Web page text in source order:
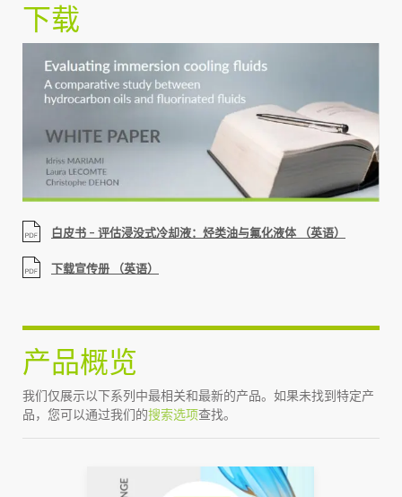
下载
白皮书 – 评估浸没式冷却液：烃类油与氟化液体 （英语）
下载宣传册 （英语）
产品概览
我们仅展示以下系列中最相关和最新的产品。如果未找到特定产
品，您可以通过我们的搜索选项查找。